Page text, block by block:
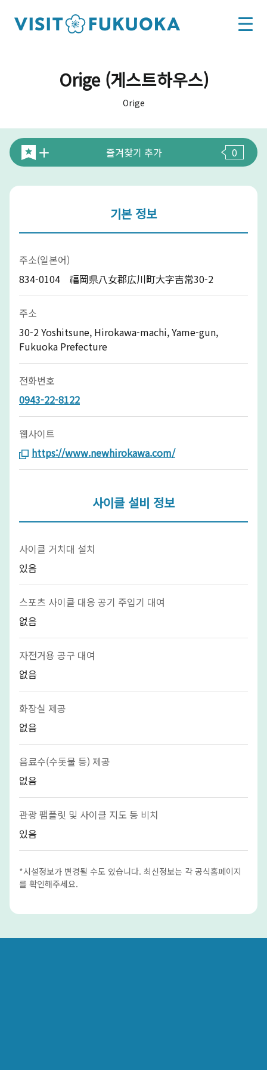
Orige (게스트하우스)
Orige
즐겨찾기 추가 0
기본 정보
주소(일본어)
834-0104 福岡県八女郡広川町大字吉常30-2
주소
30-2 Yoshitsune, Hirokawa-machi, Yame-gun,
Fukuoka Prefecture
전화번호
0943-22-8122
웹사이트
https://www.newhirokawa.com/
사이클 설비 정보
사이클 거치대 설치
있음
스포츠 사이클 대응 공기 주입기 대여
없음
자전거용 공구 대여
없음
화장실 제공
없음
음료수(수돗물 등) 제공
없음
관광 팸플릿 및 사이클 지도 등 비치
있음
*시설정보가 변경될 수도 있습니다. 최신정보는 각 공식홈페이지
를 확인해주세요.